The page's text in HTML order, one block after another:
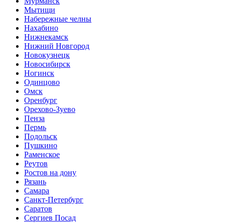
Мытищи
Набережные челны
Нахабино
Нижнекамск
Нижний Новгород
Новокузнецк
Новосибирск
Ногинск
Одинцово
Омск
Оренбург
Орехово-Зуево
Пенза
Пермь
Подольск
Пушкино
Раменское
Реутов
Ростов на дону
Рязань
Самара
Санкт-Петербург
Саратов
Сергиев Посад